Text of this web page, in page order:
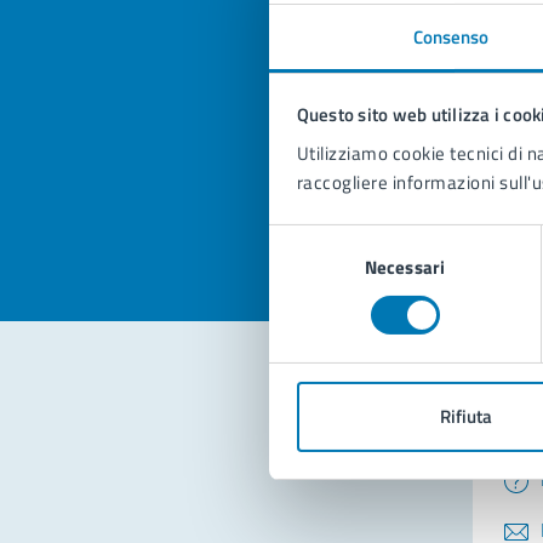
Consenso
Questo sito web utilizza i
Utilizziamo cookie tecnici di
raccogliere informazioni
Necessari
Rifiuta
Valuta